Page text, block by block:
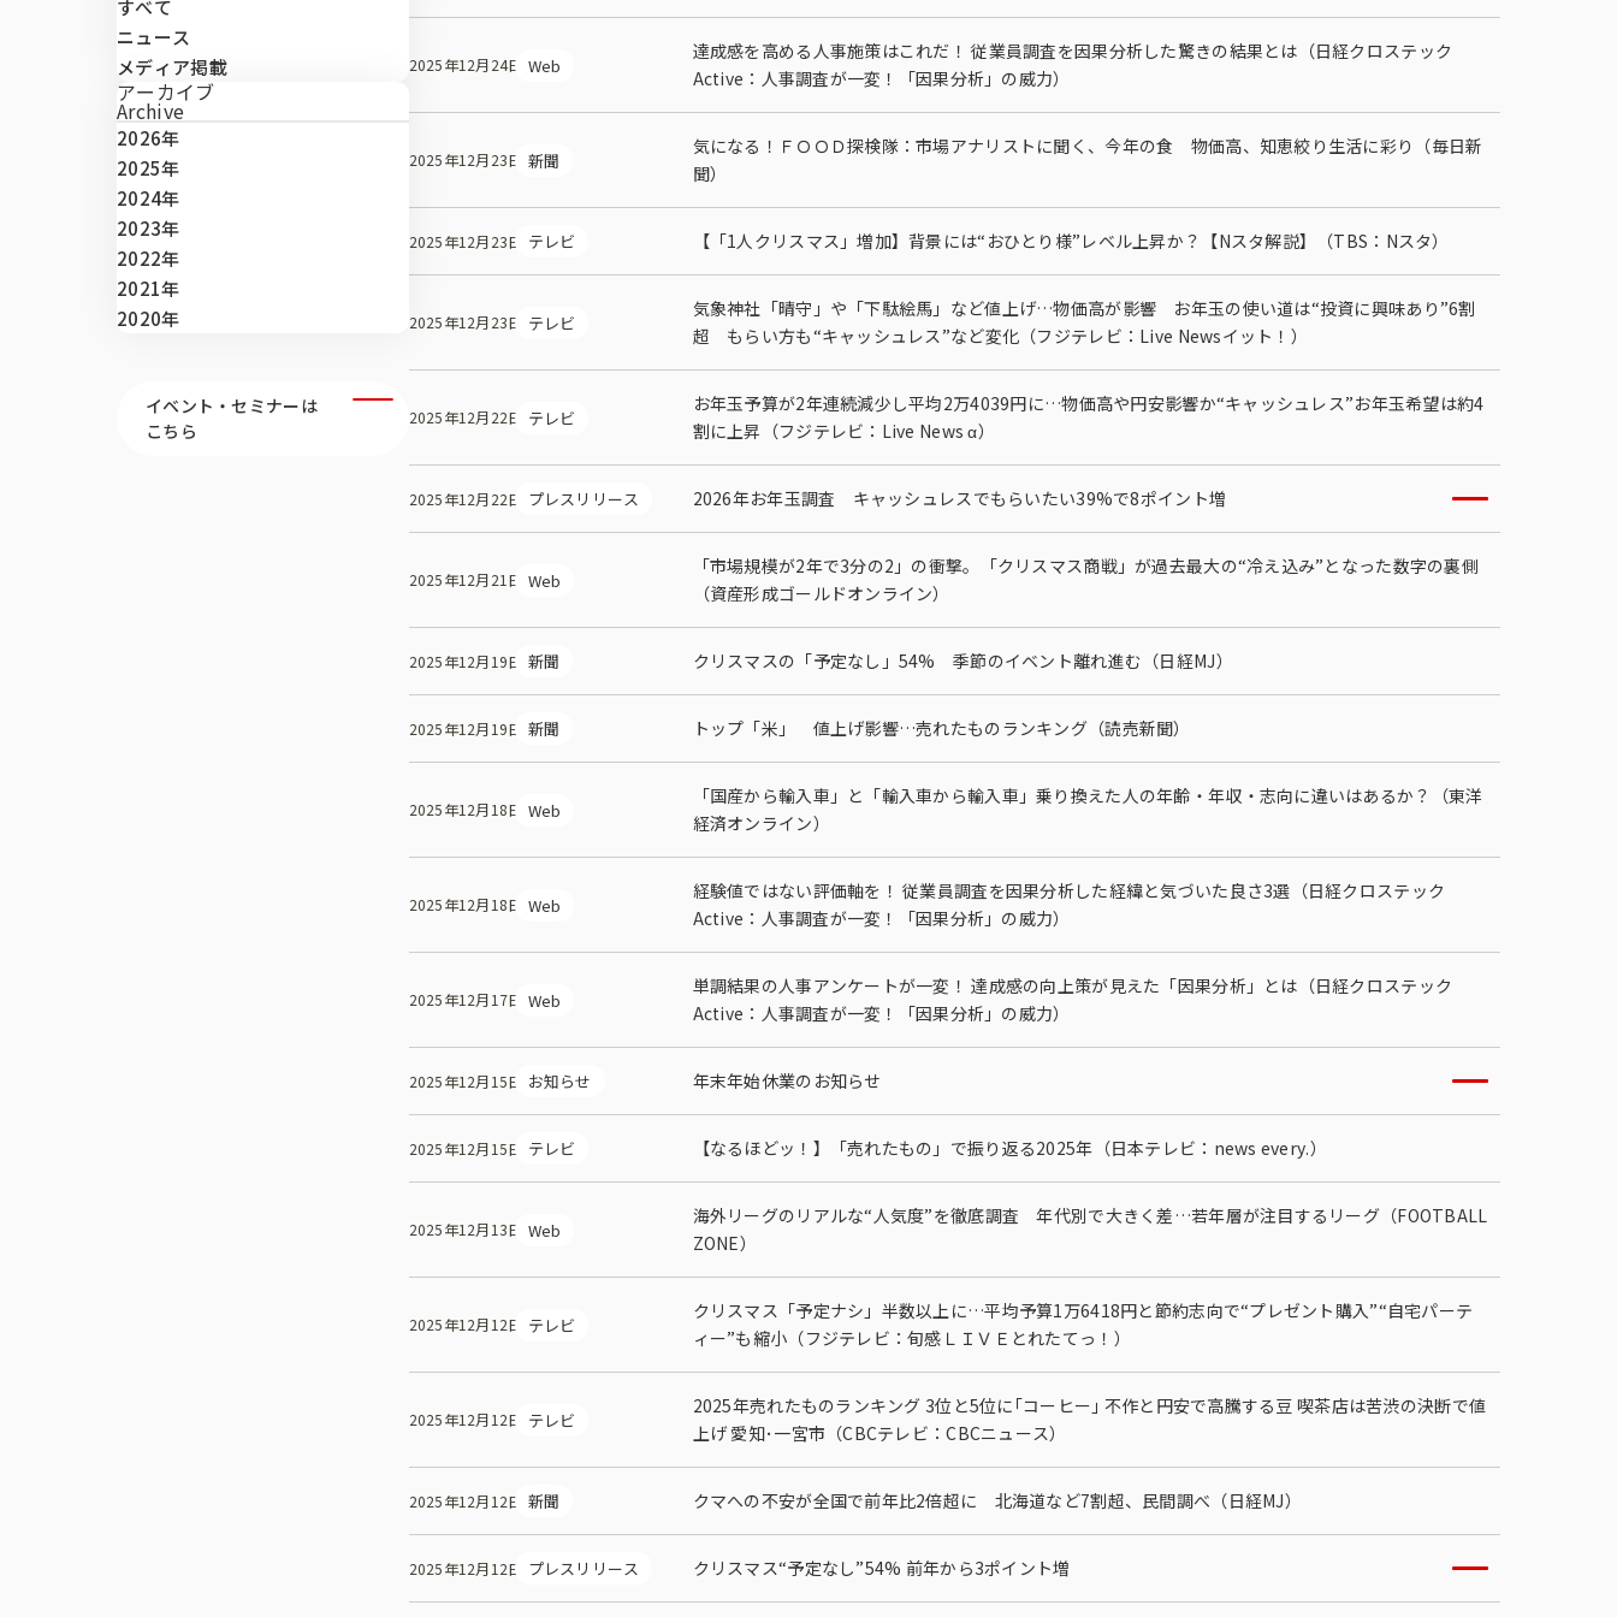
多様性・ダイバーシティへの取り組
み
すべて
ニュース
メディア掲載
アーカイブ
Archive
2026年
2025年
2024年
2023年
2022年
2021年
2020年
イベント・セミナーは
こちら
2025年12月24日 Web
達成感を高める人事施策はこれだ！ 従業員調査を因果分析した驚きの結果とは（日経クロステック
Active：人事調査が一変！「因果分析」の威力）
2025年12月23日 新聞
気になる！ＦＯＯＤ探検隊：市場アナリストに聞く、今年の食 物価高、知恵絞り生活に彩り（毎日新
聞）
2025年12月23日 テレビ 【「1人クリスマス」増加】背景には“おひとり様”レベル上昇か？【Nスタ解説】（TBS：Nスタ）
2025年12月23日 テレビ
気象神社「晴守」や「下駄絵馬」など値上げ…物価高が影響 お年玉の使い道は“投資に興味あり”6割
超 もらい方も“キャッシュレス”など変化（フジテレビ：Live Newsイット！）
2025年12月22日 テレビ
お年玉予算が2年連続減少し平均2万4039円に…物価高や円安影響か“キャッシュレス”お年玉希望は約4
割に上昇（フジテレビ：Live News α）
2025年12月22日 プレスリリース 2026年お年玉調査 キャッシュレスでもらいたい39%で8ポイント増
2025年12月21日 Web
「市場規模が2年で3分の2」の衝撃。「クリスマス商戦」が過去最大の“冷え込み”となった数字の裏側
（資産形成ゴールドオンライン）
2025年12月19日 新聞 クリスマスの「予定なし」54% 季節のイベント離れ進む（日経MJ）
2025年12月19日 新聞 トップ「米」 値上げ影響…売れたものランキング（読売新聞）
2025年12月18日 Web
「国産から輸入車」と「輸入車から輸入車」乗り換えた人の年齢・年収・志向に違いはあるか？（東洋
経済オンライン）
2025年12月18日 Web
経験値ではない評価軸を！ 従業員調査を因果分析した経緯と気づいた良さ3選（日経クロステック
Active：人事調査が一変！「因果分析」の威力）
2025年12月17日 Web
単調結果の人事アンケートが一変！ 達成感の向上策が見えた「因果分析」とは（日経クロステック
Active：人事調査が一変！「因果分析」の威力）
2025年12月15日 お知らせ 年末年始休業のお知らせ
2025年12月15日 テレビ 【なるほどッ！】「売れたもの」で振り返る2025年（日本テレビ：news every.）
2025年12月13日 Web
海外リーグのリアルな“人気度”を徹底調査 年代別で大きく差…若年層が注目するリーグ（FOOTBALL
ZONE）
2025年12月12日 テレビ
クリスマス「予定ナシ」半数以上に…平均予算1万6418円と節約志向で“プレゼント購入”“自宅パーテ
ィー”も縮小（フジテレビ：旬感ＬＩＶＥとれたてっ！）
2025年12月12日 テレビ
2025年売れたものランキング 3位と5位に｢コーヒー｣ 不作と円安で高騰する豆 喫茶店は苦渋の決断で値
上げ 愛知･一宮市（CBCテレビ：CBCニュース）
2025年12月12日 新聞 クマへの不安が全国で前年比2倍超に 北海道など7割超、民間調べ（日経MJ）
2025年12月12日 プレスリリース クリスマス“予定なし”54% 前年から3ポイント増